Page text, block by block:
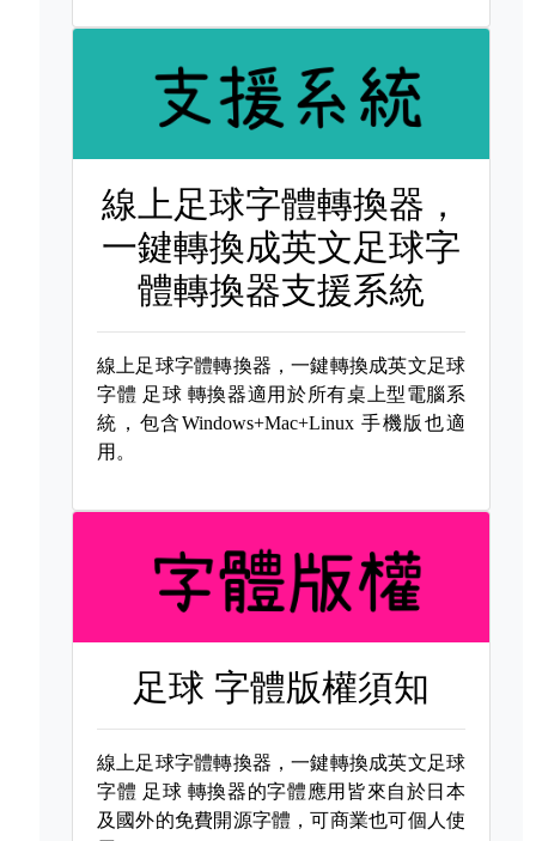
線上足球字體轉換器，
一鍵轉換成英文足球字
體轉換器支援系統
線上足球字體轉換器，一鍵轉換成英文足球
字體 足球 轉換器適用於所有桌上型電腦系
統，包含Windows+Mac+Linux 手機版也適
用。
足球 字體版權須知
線上足球字體轉換器，一鍵轉換成英文足球
字體 足球 轉換器的字體應用皆來自於日本
及國外的免費開源字體，可商業也可個人使